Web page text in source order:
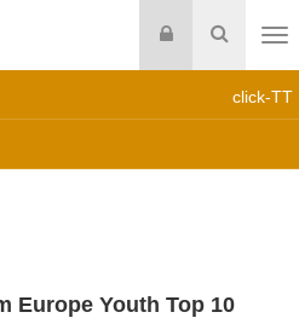
Suche
Login
click-TT
Europe Youth Top 10